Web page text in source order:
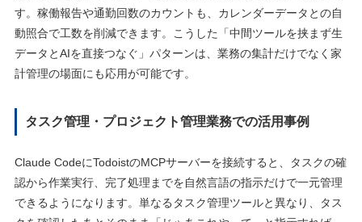
す。稼働報告や通勤回数のカウントも、カレンダーデータとの自
動照合で工数を削減できます。こうした「中間ツールを挟まず生
データとAIを直接つなぐ」パターンは、業務の集計だけでなく家
計管理の場面にも応用が可能です。
タスク管理・プロジェクト管理業務での活用事例
Claude CodeにTodoistのMCPサーバーを接続すると、タスクの確
認から作業実行、完了処理までを自然言語の指示だけで一元管理
できるようになります。単なるタスク管理ツールと異なり、タス